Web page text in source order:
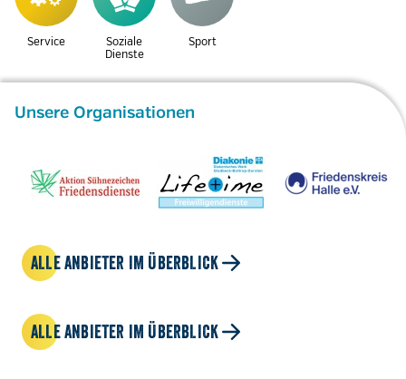
Service
Soziale
Dienste
Sport
Unsere Organisationen
ALLE ANBIETER IM ÜBERBLICK
ALLE ANBIETER IM ÜBERBLICK